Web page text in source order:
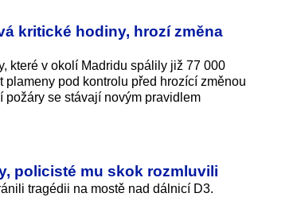
kritické hodiny, hrozí změna
které v okolí Madridu spálily již 77 000
pod kontrolu před hrozící změnou
požáry se stávají novým pravidlem
policisté mu skok rozmluvili
tragédii na mostě nad dálnicí D3.